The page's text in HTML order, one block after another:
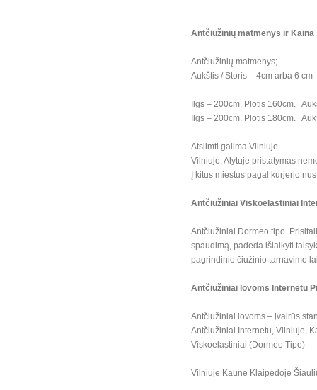
Antčiužinių matmenys ir Kaina
Antčiužinių matmenys;
Aukštis / Storis – 4cm arba 6 cm
Ilgs – 200cm. Plotis 160cm.
Ilgs – 200cm. Plotis 180cm.
Atsiimti galima Vilniuje.
Vilniuje, Alytuje pristatymas
Į kitus miestus pagal kurjerio
Antčiužiniai Viskoelastiniai
Antčiužiniai Dormeo tipo.
spaudimą, padeda išlaikyti
pagrindinio čiužinio tarnavimo
Antčiužiniai lovoms Internetu
Antčiužiniai lovoms – įvairūs
Antčiužiniai Internetu, Vilniuje,
Viskoelastiniai (Dormeo Tipo)
Vilniuje Kaune Klaipėdoje